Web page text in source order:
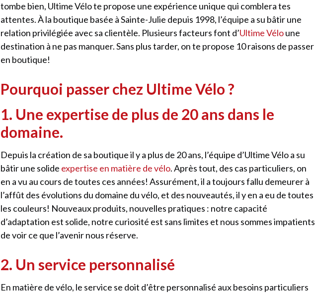
tombe bien, Ultime Vélo te propose une expérience unique qui comblera tes
attentes. À la boutique basée à Sainte-Julie depuis 1998, l’équipe a su bâtir une
relation privilégiée avec sa clientèle. Plusieurs facteurs font d’Ultime Véloune
destination à ne pas manquer. Sans plus tarder, on te propose 10 raisons de passer
en boutique!
Pourquoi passer chez Ultime Vélo ?
1. Une expertise de plus de 20 ans dans le
domaine.
Depuis la création de sa boutique il y a plus de 20 ans, l’équipe d’Ultime Vélo a su
bâtir une solide expertise en matière de vélo. Après tout, des cas particuliers, on
en a vu au cours de toutes ces années! Assurément, il a toujours fallu demeurer à
l’affût des évolutions du domaine du vélo, et des nouveautés, il y en a eu de toutes
les couleurs! Nouveaux produits, nouvelles pratiques : notre capacité
d’adaptation est solide, notre curiosité est sans limites et nous sommes impatients
de voir ce que l’avenir nous réserve.
2. Un service personnalisé
En matière de vélo, le service se doit d’être personnalisé aux besoins particuliers